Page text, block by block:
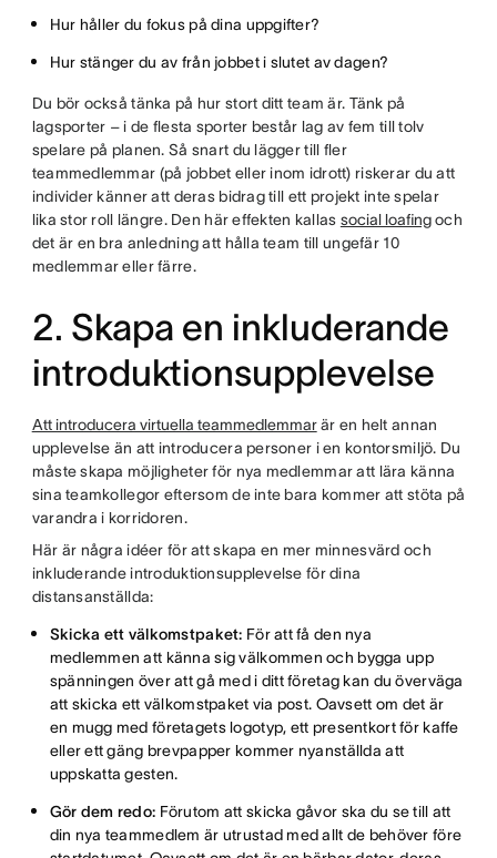
Hur håller du fokus på dina uppgifter?
Hur stänger du av från jobbet i slutet av dagen?
Du bör också tänka på hur stort ditt team är. Tänk på
lagsporter – i de flesta sporter består lag av fem till tolv
spelare på planen. Så snart du lägger till fler
teammedlemmar (på jobbet eller inom idrott) riskerar du att
individer känner att deras bidrag till ett projekt inte spelar
lika stor roll längre. Den här effekten kallas social loafingoch
det är en bra anledning att hålla team till ungefär 10
medlemmar eller färre.
2. Skapa en inkluderande
introduktionsupplevelse
Att introducera virtuella teammedlemmarär en helt annan
upplevelse än att introducera personer i en kontorsmiljö. Du
måste skapa möjligheter för nya medlemmar att lära känna
sina teamkollegor eftersom de inte bara kommer att stöta på
varandra i korridoren.
Här är några idéer för att skapa en mer minnesvärd och
inkluderande introduktionsupplevelse för dina
distansanställda:
Skicka ett välkomstpaket: För att få den nya
medlemmen att känna sig välkommen och bygga upp
spänningen över att gå med i ditt företag kan du överväga
att skicka ett välkomstpaket via post. Oavsett om det är
en mugg med företagets logotyp, ett presentkort för kaffe
eller ett gäng brevpapper kommer nyanställda att
uppskatta gesten.
Gör dem redo: Förutom att skicka gåvor ska du se till att
din nya teammedlem är utrustad med allt de behöver före